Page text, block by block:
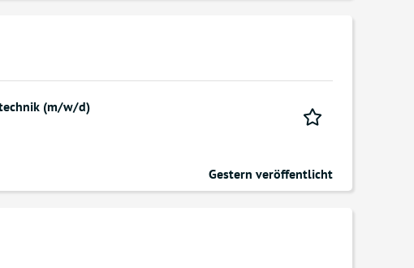
(m/w/d)
Gestern veröffentlicht